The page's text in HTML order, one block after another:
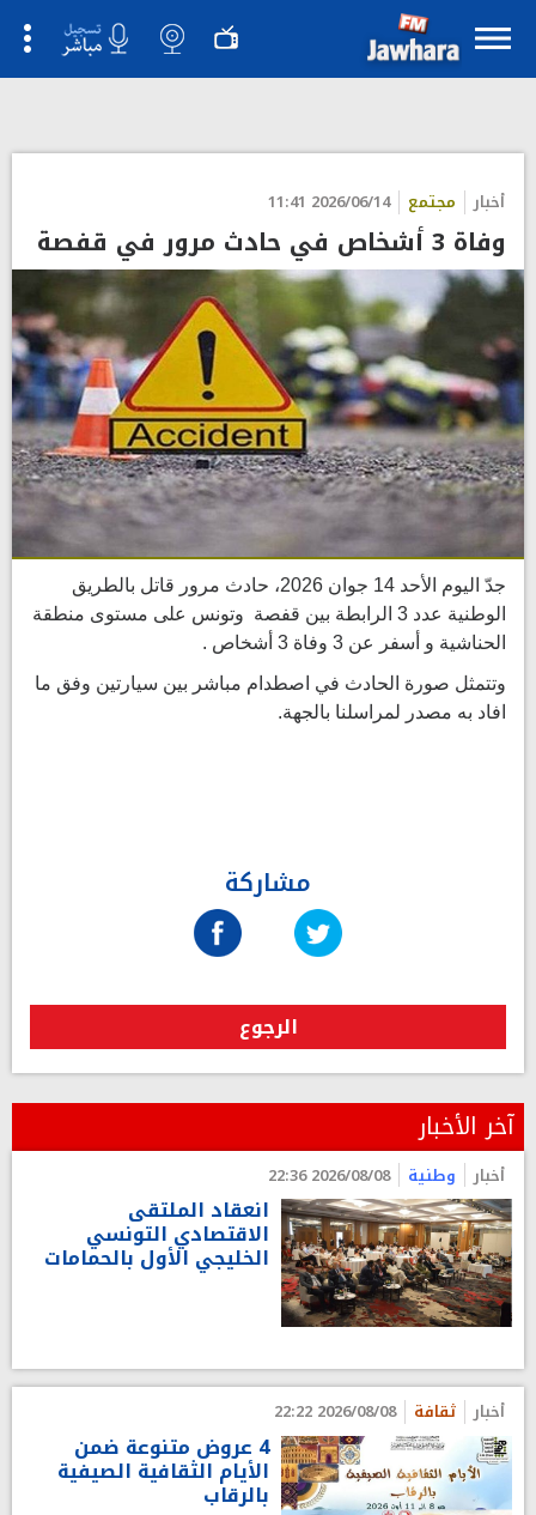
أخبار مجتمع 2026/06/14 11:41
وفاة 3 أشخاص في حادث مرور في قفصة
جدّ اليوم الأحد 14 جوان 2026، حادث مرور قاتل بالطريق
الوطنية عدد 3 الرابطة بين قفصة وتونس على مستوى منطقة
الحناشية و أسفر عن 3 وفاة 3 أشخاص .
وتتمثل صورة الحادث في اصطدام مباشر بين سيارتين وفق ما
افاد به مصدر لمراسلنا بالجهة.
مشاركة
الرجوع
آخر الأخبار
أخبار وطنية 2026/08/08 22:36
انعقاد الملتقى
الاقتصادي التونسي
الخليجي الأول بالحمامات
أخبار ثقافة 2026/08/08 22:22
4 عروض متنوعة ضمن
الأيام الثقافية الصيفية
بالرقاب